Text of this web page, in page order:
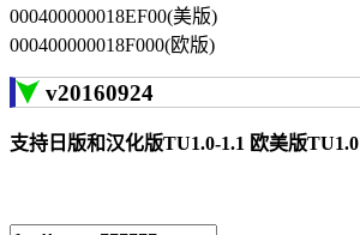
000400000018EF00(美版)
000400000018F000(欧版)
v20160924
支持日版和汉化版TU1.0-1.1 欧美版TU1.0